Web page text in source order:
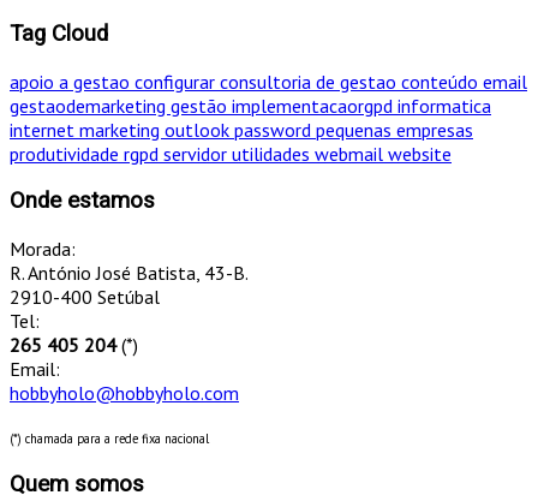
Tag Cloud
apoio a gestao configurar consultoria de gestao conteúdo email
gestaodemarketing gestão implementacaorgpd informatica
internet marketing outlook password pequenas empresas
produtividade rgpd servidor utilidades webmail website
Onde estamos
Morada:
R. António José Batista, 43-B.
2910-400 Setúbal
Tel:
265 405 204(*)
Email:
hobbyholo@hobbyholo.com
(*) chamada para a rede fixa nacional
Quem somos